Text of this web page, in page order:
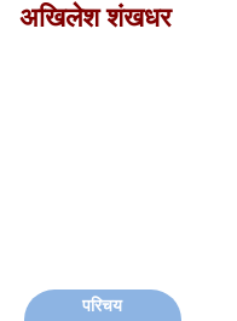
अखिलेश शंखधर
परिचय